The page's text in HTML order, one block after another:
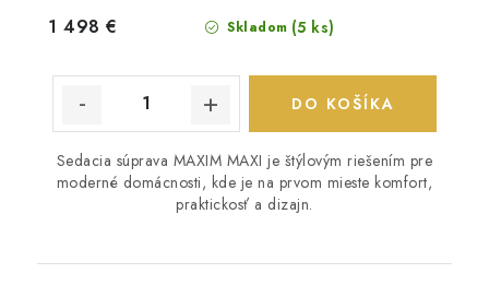
Skladom (5 ks)
1 498 €
DO KOŠÍKA
Sedacia súprava MAXIM MAXI je štýlovým riešením pre
moderné domácnosti, kde je na prvom mieste komfort,
praktickosť a dizajn.